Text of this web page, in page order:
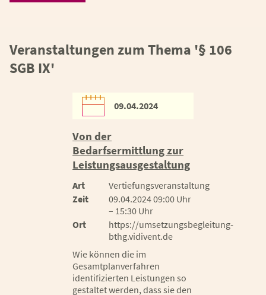
Veranstaltungen zum Thema '§ 106
SGB IX'
09.04.2024
Von der
Bedarfsermittlung zur
Leistungsausgestaltung
Art
Vertiefungsveranstaltung
Zeit
09.04.2024 09:00 Uhr
– 15:30 Uhr
Ort
https://umsetzungsbegleitung-
bthg.vidivent.de
Wie können die im
Gesamtplanverfahren
identifizierten Leistungen so
gestaltet werden, dass sie den